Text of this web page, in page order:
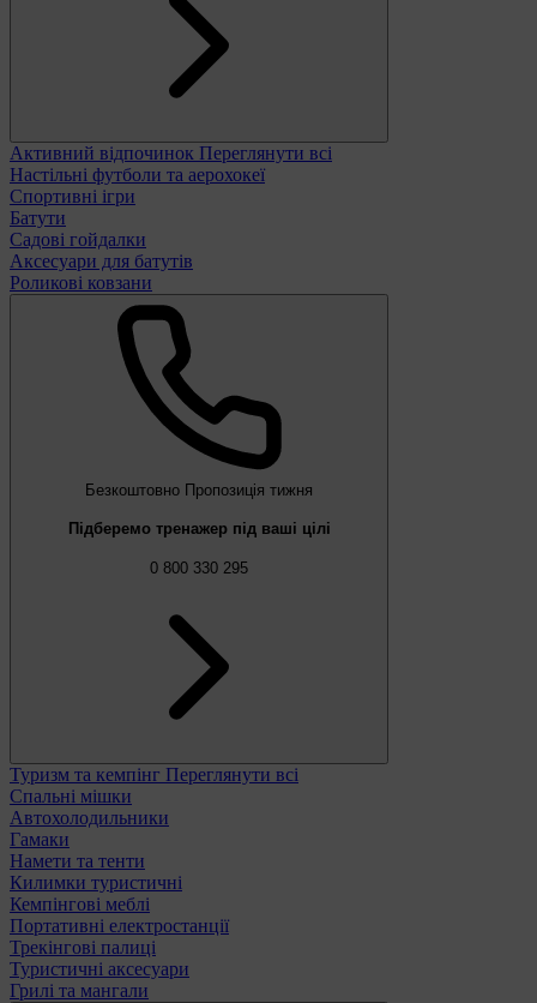
Активний відпочинок Переглянути всі
Настільні футболи та аерохокеї
Спортивні ігри
Батути
Садові гойдалки
Аксесуари для батутів
Роликові ковзани
Безкоштовно Пропозиція тижня
Підберемо тренажер під ваші цілі
0 800 330 295
Туризм та кемпінг Переглянути всі
Спальні мішки
Автохолодильники
Гамаки
Намети та тенти
Килимки туристичні
Кемпінгові меблі
Портативні електростанції
Трекінгові палиці
Туристичні аксесуари
Грилі та мангали